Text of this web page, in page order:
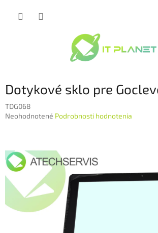
Dotykové sklo pre
TDG068
Priemerné
0,0
z
hviezdičiek.
Neohodnotené Podrobnosti hodnotenia